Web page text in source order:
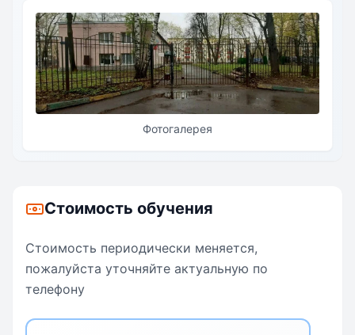
Фотогалерея
Стоимость обучения
Стоимость периодически меняется,
пожалуйста уточняйте актуальную по
телефону